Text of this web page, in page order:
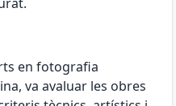
en fotografia
va avaluar les obres